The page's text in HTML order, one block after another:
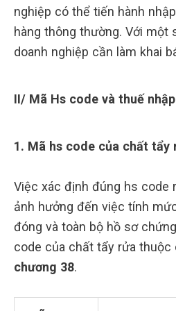
nghiệp có thể tiến hành
hàng thông thường. Với một
doanh nghiệp cần làm khai
II/ Mã Hs code và thuế
1. Mã hs code của chất tẩy
Việc xác định đúng hs code
ảnh hưởng đến việc tính
đóng và toàn bộ hồ sơ
code của chất tẩy rửa thuộc
chương 38.